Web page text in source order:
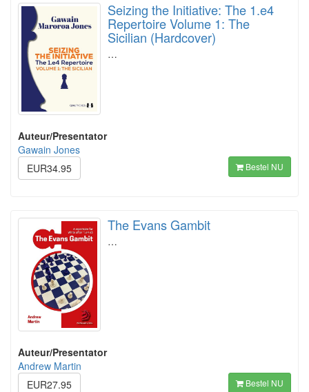
Seizing the Initiative: The 1.e4
Repertoire Volume 1: The
Sicilian (Hardcover)
…
Auteur/Presentator
Gawain Jones
EUR34.95
Bestel NU
The Evans Gambit
…
Auteur/Presentator
Andrew Martin
EUR27.95
Bestel NU